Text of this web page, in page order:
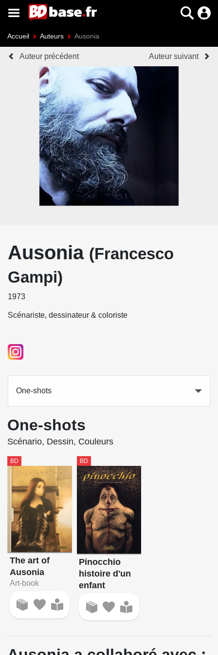
Accueil Auteurs Ausonia
Auteur précédent Auteur suivant
Ausonia (Francesco
Gampi)
1973
Scénariste, dessinateur & coloriste
One-shots
One-shots
Scénario, Dessin, Couleurs
BD
The art of
Ausonia
Art-book
BD
Pinocchio
histoire d'un
enfant